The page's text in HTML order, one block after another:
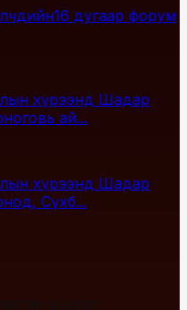
дугаар форум
хүрээнд Шадар
ай...
хүрээнд Шадар
Сүхб...